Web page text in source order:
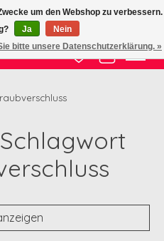
Wunschzettel
Ihr
um den Webshop zu verbessern.
Ja
Nein
bitte unsere Datenschutzerklärung. »